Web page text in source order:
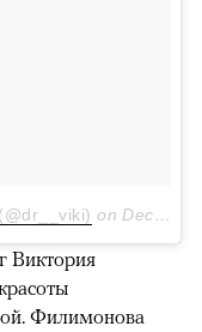
onDec 15, 2017 at 11:04am PST
Виктория
Филимонова